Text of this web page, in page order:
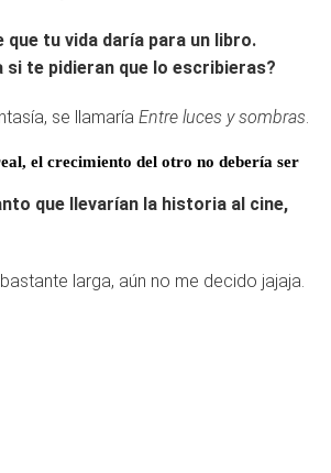
que tu vida daría para un libro.
te pidieran que lo escribieras?
se llamaría Entre luces y sombras.
el crecimiento del otro no debería ser
que llevarían la historia al cine,
larga, aún no me decido jajaja.